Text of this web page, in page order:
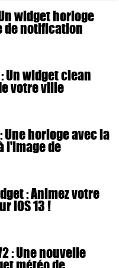
widget horloge
de notification
Un widget clean
votre ville
horloge avec la
l'image de
: Animez votre
iOS 13 !
: Une nouvelle